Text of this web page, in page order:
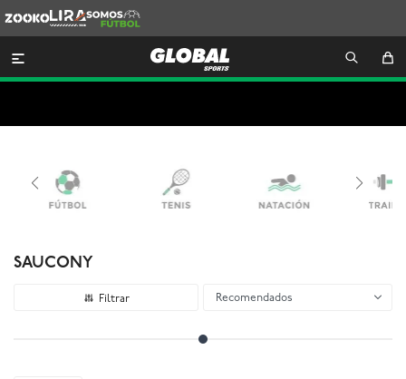
Lira
Somos
Futbol

SAUCONY
Recomendados